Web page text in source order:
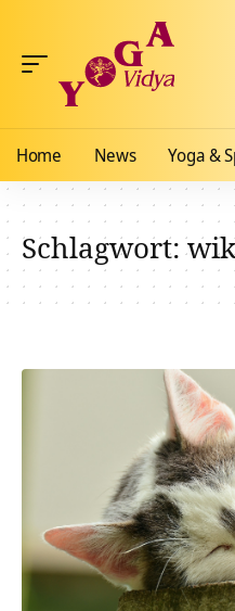
Home News Yoga &
Schlagwort: